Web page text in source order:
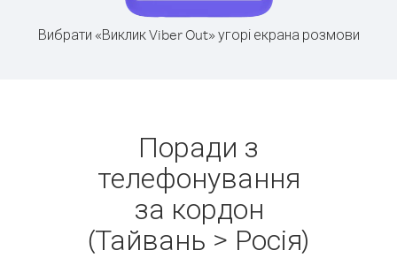
Вибрати «Виклик Viber Out» угорі екрана розмови
Поради з
телефонування
за кордон
(Тайвань > Росія)